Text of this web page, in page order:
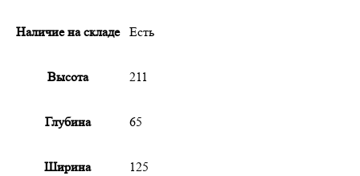
Наличие на складе Есть
Высота 211
Глубина 65
Ширина 125